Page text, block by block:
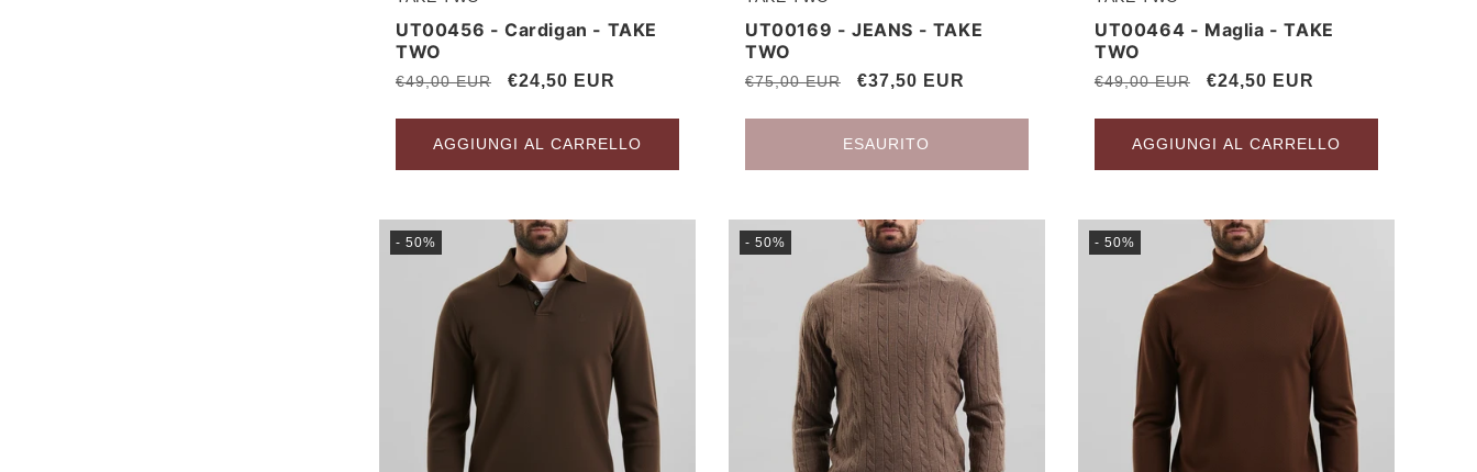
UT00456 - Cardigan - TAKE
TWO
Prezzo
€49,00 EUR
Prezzo
€24,50 EUR
AGGIUNGI AL CARRELLO
UT00169 - JEANS - TAKE
TWO
Prezzo
€75,00 EUR
Prezzo
€37,50 EUR
ESAURITO
UT00464 - Maglia - TAKE
TWO
Prezzo
€49,00 EUR
Prezzo
€24,50 EUR
AGGIUNGI AL CARRELLO
- 50% - 50% - 50%